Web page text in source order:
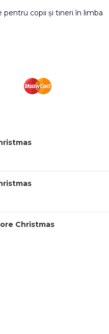
pentru copii și tineri în limba
Christmas